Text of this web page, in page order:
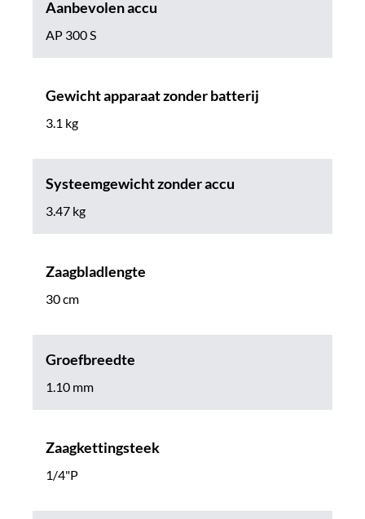
Aanbevolen accu
AP 300 S
Gewicht apparaat zonder batterij
3.1 kg
Systeemgewicht zonder accu
3.47 kg
Zaagbladlengte
30 cm
Groefbreedte
1.10 mm
Zaagkettingsteek
1/4"P